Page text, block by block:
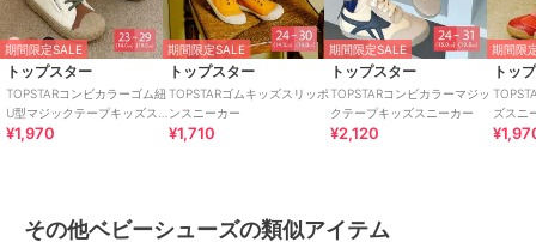
期間限定SALE
トップスター
TOPSTARコンビカラーゴム紐
U型マジックテープキッズス
ニーカー
¥1,970
期間限定SALE
トップスター
TOPSTARゴムキッズスリッポ
ンスニーカー
¥1,710
期間限定SALE
トップスター
TOPSTARコンビカラーマジッ
クテープキッズスニーカー
¥2,120
期間限
トッ
ズスニ
その他ベビーシューズの類似アイテム